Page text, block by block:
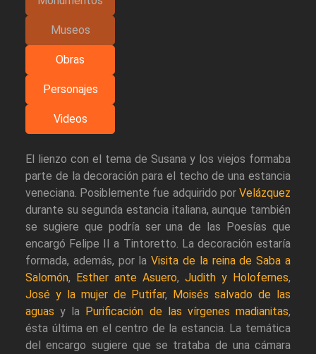
Museos
Obras
Personajes
Videos
El lienzo con el tema de Susana y los viejos formaba
parte de la decoración para el techo de una estancia
veneciana. Posiblemente fue adquirido por Velázquez
durante su segunda estancia italiana, aunque también
se sugiere que podría ser una de las Poesías que
encargó Felipe II a Tintoretto. La decoración estaría
formada, además, por laVisita de la reina de Saba a
Salomón, Esther ante Asuero, Judith y Holofernes,
José y la mujer de Putifar, Moisés salvado de las
aguas y la Purificación de las vírgenes madianitas,
ésta última en el centro de la estancia. La temática
del encargo sugiere que se trataba de una cámara